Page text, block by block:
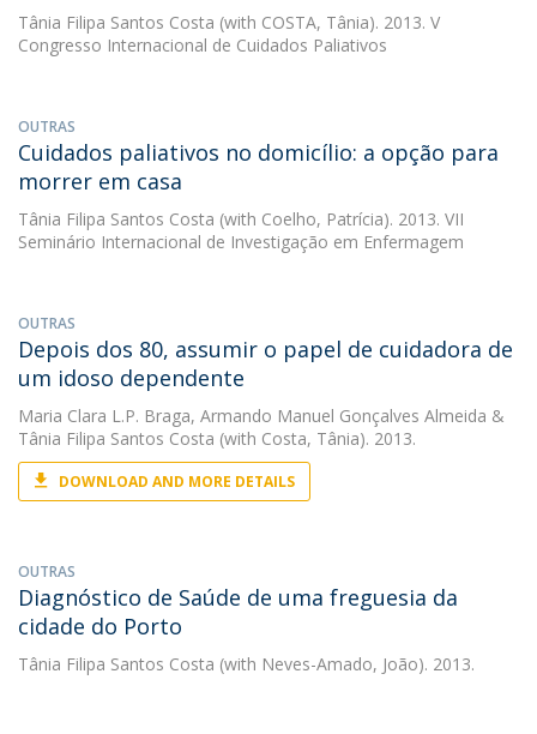
Tânia Filipa Santos Costa (with COSTA, Tânia). 2013. V
Congresso Internacional de Cuidados Paliativos
OUTRAS
Cuidados paliativos no domicílio: a opção para
morrer em casa
Tânia Filipa Santos Costa (with Coelho, Patrícia). 2013. VII
Seminário Internacional de Investigação em Enfermagem
OUTRAS
Depois dos 80, assumir o papel de cuidadora de
um idoso dependente
Maria Clara L.P. Braga, Armando Manuel Gonçalves Almeida &
Tânia Filipa Santos Costa (with Costa, Tânia). 2013.
DOWNLOAD AND MORE DETAILS
OUTRAS
Diagnóstico de Saúde de uma freguesia da
cidade do Porto
Tânia Filipa Santos Costa (with Neves-Amado, João). 2013.